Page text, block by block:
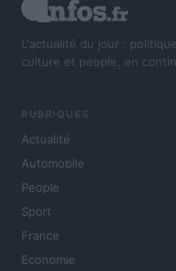
L'actualité du jour :
culture et people, en
RUBRIQUES
Actualité
Automobile
People
Sport
France
Economie